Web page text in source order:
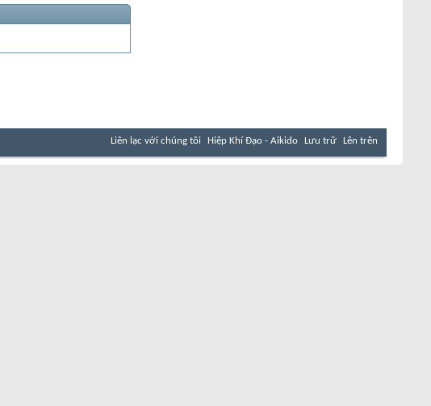
Liên lạc với chúng tôi Hiệp Khí Đạo - Aikido Lưu trữ Lên trên